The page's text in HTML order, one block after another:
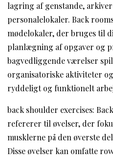
lagring af genstande,
personalelokaler. Back
mødelokaler, der bruges til
planlægning af opgaver og
bagvedliggende værelser
organisatoriske aktiviteter
ryddeligt og funktionelt
back shoulder exercises:
refererer til øvelser, der
musklerne på den øverste
Disse øvelser kan omfatte